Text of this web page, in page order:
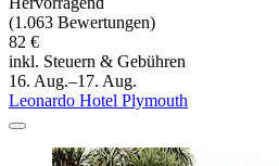
(1.063 Bewertungen)
82 €
inkl. Steuern & Gebühren
16. Aug.–17. Aug.
Leonardo Hotel Plymouth